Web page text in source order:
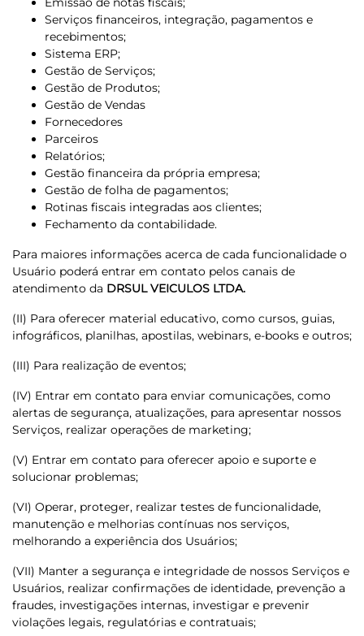
Serviços financeiros, integração, pagamentos e
recebimentos;
Sistema ERP;
Gestão de Serviços;
Gestão de Produtos;
Gestão de Vendas
Fornecedores
Parceiros
Relatórios;
Gestão financeira da própria empresa;
Gestão de folha de pagamentos;
Rotinas fiscais integradas aos clientes;
Fechamento da contabilidade.
Para maiores informações acerca de cada funcionalidade o
Usuário poderá entrar em contato pelos canais de
atendimento da DRSUL VEICULOS LTDA.
(II) Para oferecer material educativo, como cursos, guias,
infográficos, planilhas, apostilas, webinars, e-books e outros;
(III) Para realização de eventos;
(IV) Entrar em contato para enviar comunicações, como
alertas de segurança, atualizações, para apresentar nossos
Serviços, realizar operações de marketing;
(V) Entrar em contato para oferecer apoio e suporte e
solucionar problemas;
(VI) Operar, proteger, realizar testes de funcionalidade,
manutenção e melhorias contínuas nos serviços,
melhorando a experiência dos Usuários;
(VII) Manter a segurança e integridade de nossos Serviços e
Usuários, realizar confirmações de identidade, prevenção a
fraudes, investigações internas, investigar e prevenir
violações legais, regulatórias e contratuais;